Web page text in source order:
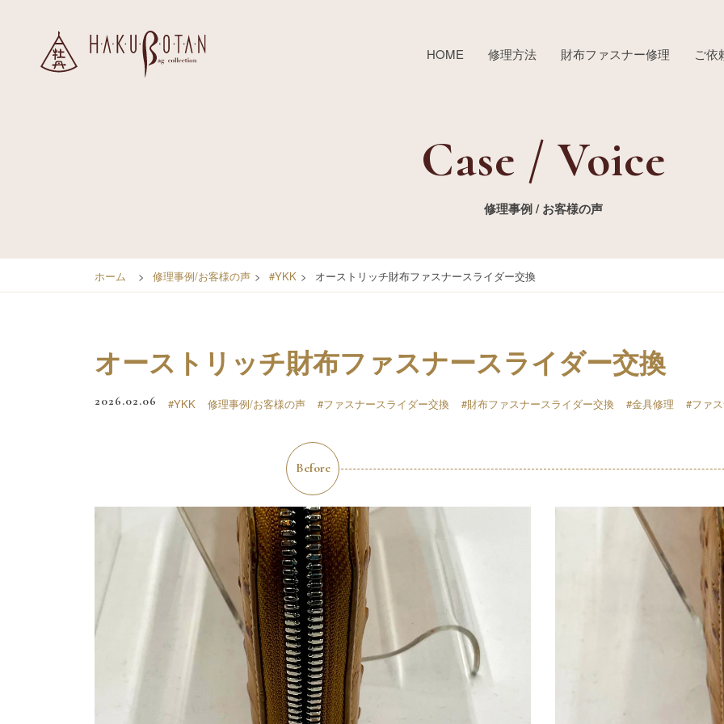
HOME 修理方法 財布ファスナー修理 ご依
Case / Voice
修理事例 / お客様の声
ホーム > 修理事例/お客様の声 > #YKK > オーストリッチ財布ファスナースライダー交換
オーストリッチ財布ファスナースライダー交換
2026.02.06 #YKK 修理事例/お客様の声 #ファスナースライダー交換 #財布ファスナースライダー交換 #金具修理 #ファ